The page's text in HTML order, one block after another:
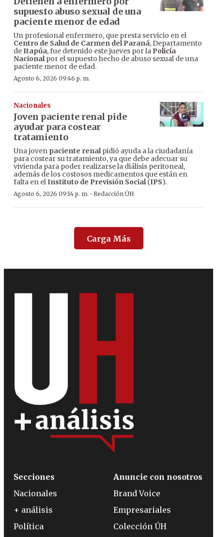
supuesto abuso sexual de una
paciente menor de edad
Un profesional enfermero, que presta servicio en el
Centro de Salud de Carmen del Paraná, Departamento
deItapúa, fue detenido este jueves por la Policía
Nacionalpor el supuesto hecho de abuso sexual de una
paciente menor de edad.
Agosto 6, 2026 09:46 p. m.
Nacionales
Joven paciente renal pide
ayudar para costear
tratamiento
Una joven paciente renalpidió ayuda a la ciudadanía
para costear su tratamiento, ya que debe adecuar su
vivienda para poder realizarse la diálisis peritoneal,
además de los costosos medicamentos que están en
falta en elInstituto de Previsión Social(IPS).
Agosto 6, 2026 09:14 p. m. · Redacción ÚH
Carga Más
Secciones
Nacionales
+ análisis
Política
Anuncie con nosotros
Brand Voice
Empresariales
Colección ÚH